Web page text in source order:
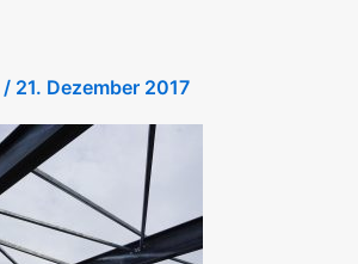
/ 21. Dezember 2017